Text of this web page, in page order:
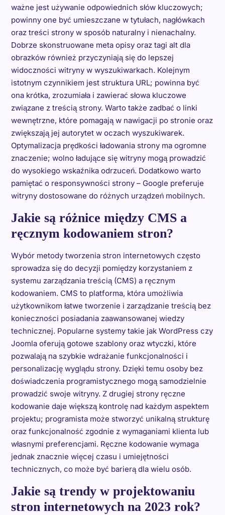
ważne jest używanie odpowiednich słów kluczowych;
powinny one być umieszczane w tytułach, nagłówkach
oraz treści strony w sposób naturalny i nienachalny.
Dobrze skonstruowane meta opisy oraz tagi alt dla
obrazków również przyczyniają się do lepszej
widoczności witryny w wyszukiwarkach. Kolejnym
istotnym czynnikiem jest struktura URL; powinna być
ona krótka, zrozumiała i zawierać słowa kluczowe
związane z treścią strony. Warto także zadbać o linki
wewnętrzne, które pomagają w nawigacji po stronie oraz
zwiększają jej autorytet w oczach wyszukiwarek.
Optymalizacja prędkości ładowania strony ma ogromne
znaczenie; wolno ładujące się witryny mogą prowadzić
do wysokiego wskaźnika odrzuceń. Dodatkowo warto
pamiętać o responsywności strony – Google preferuje
witryny dostosowane do różnych urządzeń mobilnych.
Jakie są różnice między CMS a
ręcznym kodowaniem stron?
Wybór metody tworzenia stron internetowych często
sprowadza się do decyzji pomiędzy korzystaniem z
systemu zarządzania treścią (CMS) a ręcznym
kodowaniem. CMS to platforma, która umożliwia
użytkownikom łatwe tworzenie i zarządzanie treścią bez
konieczności posiadania zaawansowanej wiedzy
technicznej. Popularne systemy takie jak WordPress czy
Joomla oferują gotowe szablony oraz wtyczki, które
pozwalają na szybkie wdrażanie funkcjonalności i
personalizację wyglądu strony. Dzięki temu osoby bez
doświadczenia programistycznego mogą samodzielnie
prowadzić swoje witryny. Z drugiej strony ręczne
kodowanie daje większą kontrolę nad każdym aspektem
projektu; programista może stworzyć unikalną strukturę
oraz funkcjonalność zgodnie z wymaganiami klienta lub
własnymi preferencjami. Ręczne kodowanie wymaga
jednak znacznie więcej czasu i umiejętności
technicznych, co może być barierą dla wielu osób.
Jakie są trendy w projektowaniu
stron internetowych na 2023 rok?